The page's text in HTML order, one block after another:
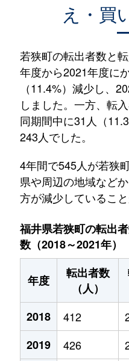
え・買
若狭町の転出者数と
年度から2021年度に
（11.4%）減少し、
しました。一方、転
同期間中に31人（
243人でした。
4年間で545人が若狭
県や周辺の地域など
方が減少していること
福井県若狭町の転出
数（2018～2021年）
年度
転出者数
（人）
2018
412
2019
426